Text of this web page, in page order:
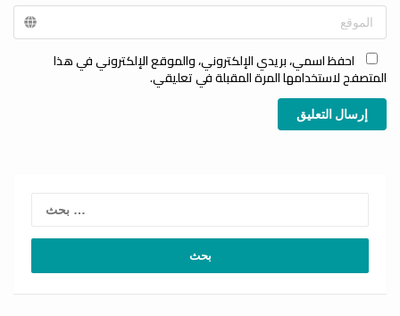
احفظ اسمي، بريدي الإلكتروني، والموقع الإلكتروني في هذا
المتصفح لاستخدامها المرة المقبلة في تعليقي.
إرسال التعليق